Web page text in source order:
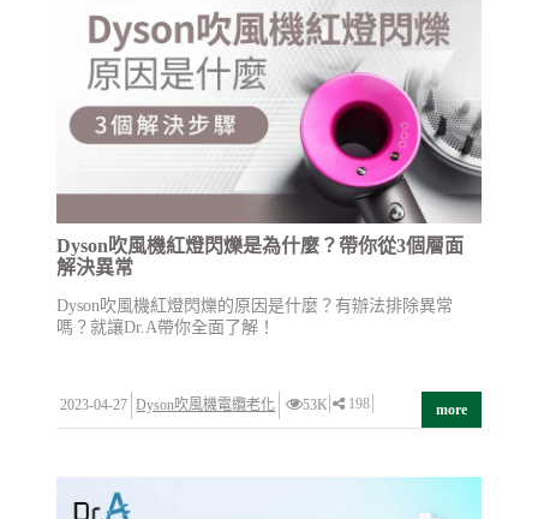
Dyson吹風機紅燈閃爍是為什麼？帶你從3個層面
解決異常
Dyson吹風機紅燈閃爍的原因是什麼？有辦法排除異常
嗎？就讓Dr.A帶你全面了解！
2023-04-27 Dyson吹風機電纜老化 53K 198 more